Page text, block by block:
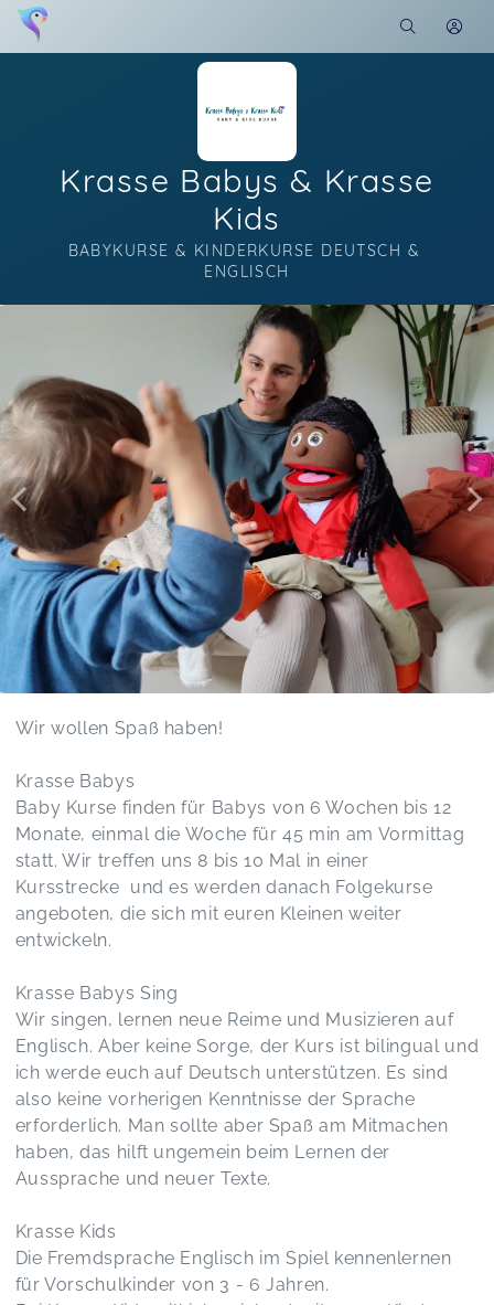
Krasse Babys & Krasse
Kids
BABYKURSE & KINDERKURSE DEUTSCH &
ENGLISCH
Soon you will learn more about me here...
Wir wollen Spaß haben!
Krasse Babys
Baby Kurse finden für Babys von 6 Wochen bis 12
Monate, einmal die Woche für 45 min am Vormittag
statt. Wir treffen uns 8 bis 10 Mal in einer
Kursstrecke und es werden danach Folgekurse
angeboten, die sich mit euren Kleinen weiter
entwickeln.
Krasse Babys Sing
Wir singen, lernen neue Reime und Musizieren auf
Englisch. Aber keine Sorge, der Kurs ist bilingual und
ich werde euch auf Deutsch unterstützen. Es sind
also keine vorherigen Kenntnisse der Sprache
erforderlich. Man sollte aber Spaß am Mitmachen
haben, das hilft ungemein beim Lernen der
Aussprache und neuer Texte.
Krasse Kids
Die Fremdsprache Englisch im Spiel kennenlernen
für Vorschulkinder von 3 - 6 Jahren.